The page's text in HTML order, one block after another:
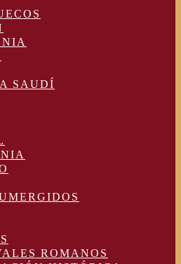
SAUDÍ
ROMANOS